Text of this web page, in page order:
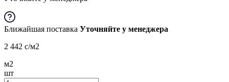
Ближайшая поставка Уточняйте у менеджера
2 442 c/м2
м2
шт